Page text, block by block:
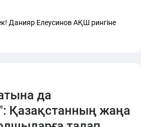
Данияр Елеусинов АҚШ рингіне
да
Қазақстанның жаңа